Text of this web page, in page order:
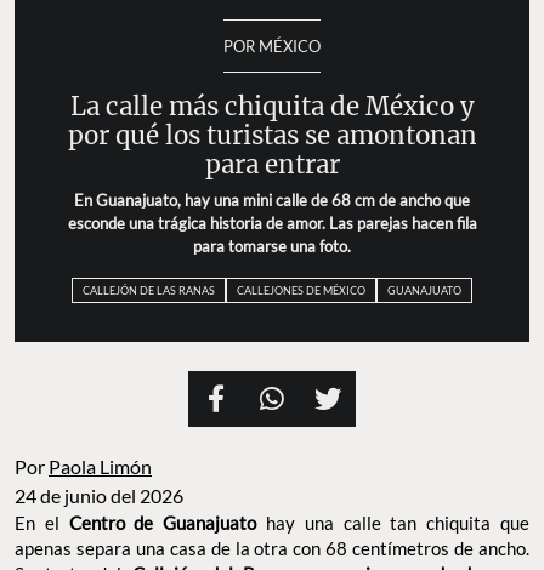
POR MÉXICO
La calle más chiquita de México y
por qué los turistas se amontonan
para entrar
En Guanajuato, hay una mini calle de 68 cm de ancho que
esconde una trágica historia de amor. Las parejas hacen fila
para tomarse una foto.
CALLEJÓN DE LAS RANAS CALLEJONES DE MÉXICO GUANAJUATO
Por Paola Limón
24 de junio del 2026
En el Centro de Guanajuatohay una calle tan chiquita que
apenas separa una casa de la otra con 68 centímetros de ancho.